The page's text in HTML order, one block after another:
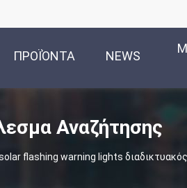
ΠΡΟΪΌΝΤΑ NEWS
Αναζήτησης
flashing warning lights